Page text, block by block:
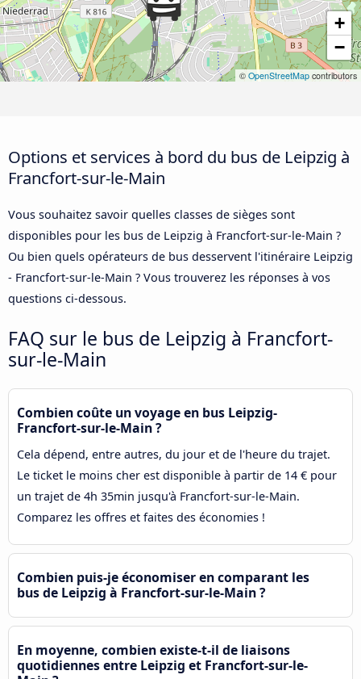
+
−
© OpenStreetMap contributors
Options et services à bord du bus de Leipzig à
Francfort-sur-le-Main
Vous souhaitez savoir quelles classes de sièges sont
disponibles pour les bus de Leipzig à Francfort-sur-le-Main ?
Ou bien quels opérateurs de bus desservent l'itinéraire Leipzig
- Francfort-sur-le-Main ? Vous trouverez les réponses à vos
questions ci-dessous.
FAQ sur le bus de Leipzig à Francfort-
sur-le-Main
Combien coûte un voyage en bus Leipzig-
Francfort-sur-le-Main ?
Cela dépend, entre autres, du jour et de l'heure du trajet.
Le ticket le moins cher est disponible à partir de 14 € pour
un trajet de 4h 35min jusqu'à Francfort-sur-le-Main.
Comparez les offres et faites des économies !
Combien puis-je économiser en comparant les
bus de Leipzig à Francfort-sur-le-Main ?
En moyenne, combien existe-t-il de liaisons
quotidiennes entre Leipzig et Francfort-sur-le-